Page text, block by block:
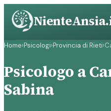
Vai
contenuto
Home›Psicologi›Provincia di Rieti›
Psicologo a
Sabina